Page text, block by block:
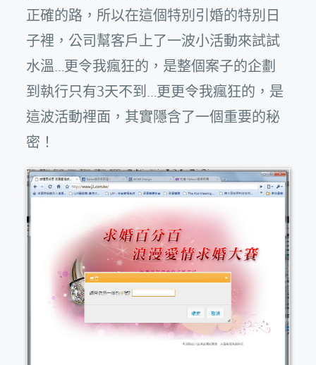
正確的路，所以在這個特別引婚的特別日
子裡，公司幫客戶上了一波小活動來試試
水溫…更令我瘋狂的，是整個案子的企劃
到執行只有3天不到…更更令我瘋狂的，是
這波活動裡面，其實隱含了一個重要的秘
密！